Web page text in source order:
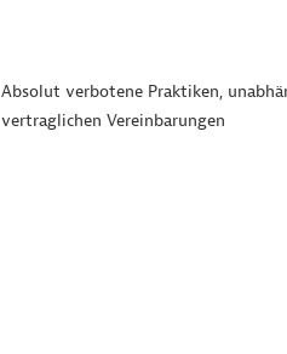
Absolut verbotene Praktiken,
vertraglichen Vereinbarungen